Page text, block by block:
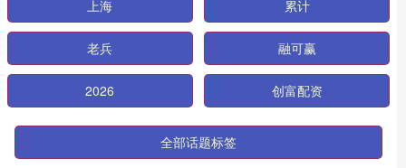
上海 累计
老兵 融可赢
2026 创富配资
全部话题标签